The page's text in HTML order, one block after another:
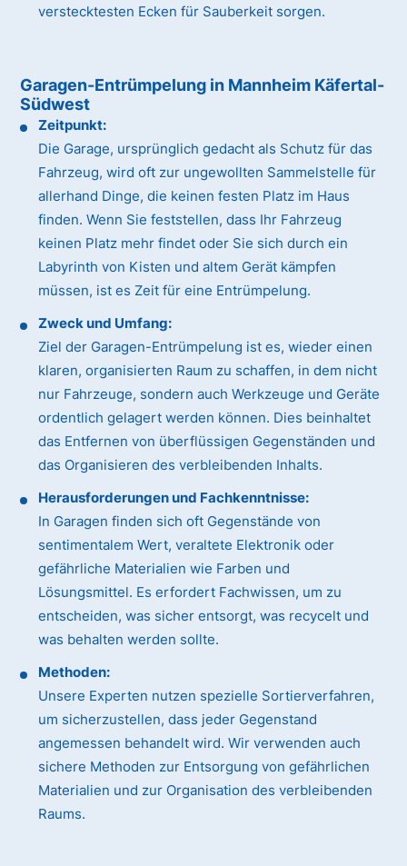
verstecktesten Ecken für Sauberkeit sorgen.
Garagen-Entrümpelung in Mannheim Käfertal-
Südwest
Zeitpunkt:
Die Garage, ursprünglich gedacht als Schutz für das
Fahrzeug, wird oft zur ungewollten Sammelstelle für
allerhand Dinge, die keinen festen Platz im Haus
finden. Wenn Sie feststellen, dass Ihr Fahrzeug
keinen Platz mehr findet oder Sie sich durch ein
Labyrinth von Kisten und altem Gerät kämpfen
müssen, ist es Zeit für eine Entrümpelung.
Zweck und Umfang:
Ziel der Garagen-Entrümpelung ist es, wieder einen
klaren, organisierten Raum zu schaffen, in dem nicht
nur Fahrzeuge, sondern auch Werkzeuge und Geräte
ordentlich gelagert werden können. Dies beinhaltet
das Entfernen von überflüssigen Gegenständen und
das Organisieren des verbleibenden Inhalts.
Herausforderungen und Fachkenntnisse:
In Garagen finden sich oft Gegenstände von
sentimentalem Wert, veraltete Elektronik oder
gefährliche Materialien wie Farben und
Lösungsmittel. Es erfordert Fachwissen, um zu
entscheiden, was sicher entsorgt, was recycelt und
was behalten werden sollte.
Methoden:
Unsere Experten nutzen spezielle Sortierverfahren,
um sicherzustellen, dass jeder Gegenstand
angemessen behandelt wird. Wir verwenden auch
sichere Methoden zur Entsorgung von gefährlichen
Materialien und zur Organisation des verbleibenden
Raums.